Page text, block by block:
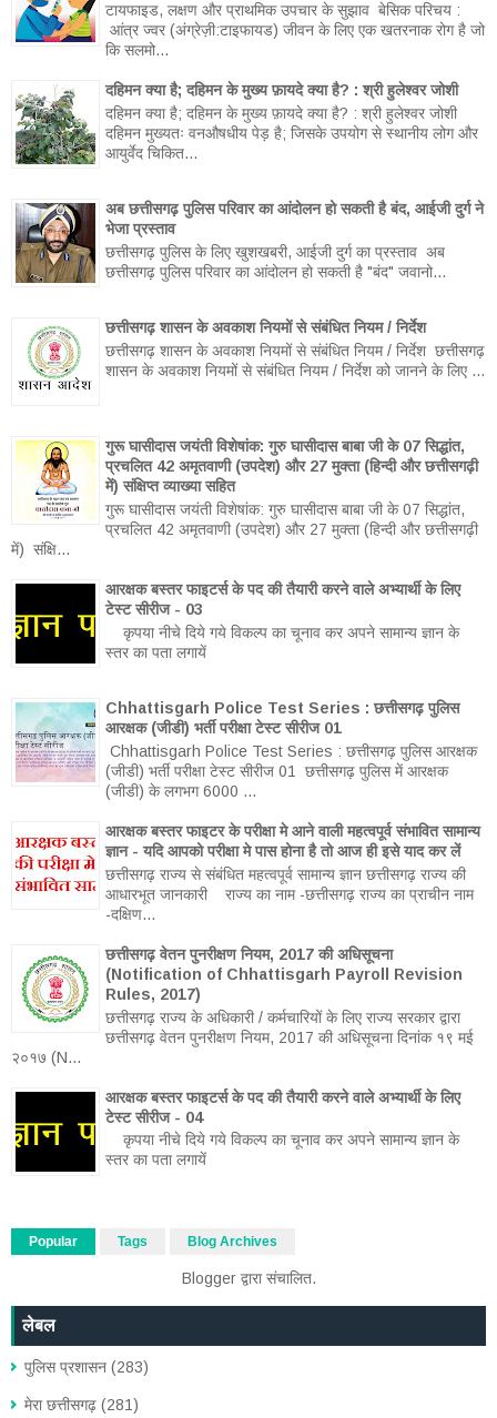
टायफाइड, लक्षण और प्राथमिक उपचार के सुझाव बेसिक परिचय :
आंत्र ज्वर (अंग्रेज़ी:टाइफायड) जीवन के लिए एक खतरनाक रोग है जो
कि सलमो...
दहिमन क्या है; दहिमन के मुख्य फ़ायदे क्या है? : श्री हुलेश्वर जोशी
दहिमन क्या है; दहिमन के मुख्य फ़ायदे क्या है? : श्री हुलेश्वर जोशी
दहिमन मुख्यतः वनऔषधीय पेड़ है; जिसके उपयोग से स्थानीय लोग और
आयुर्वेद चिकित...
अब छत्तीसगढ़ पुलिस परिवार का आंदोलन हो सकती है बंद, आईजी दुर्ग ने
भेजा प्रस्ताव
छत्तीसगढ़ पुलिस के लिए खुशखबरी, आईजी दुर्ग का प्रस्ताव अब
छत्तीसगढ़ पुलिस परिवार का आंदोलन हो सकती है "बंद" जवानो...
छत्तीसगढ़ शासन के अवकाश नियमों से संबंधित नियम / निर्देश
छत्तीसगढ़ शासन के अवकाश नियमों से संबंधित नियम / निर्देश छत्तीसगढ़
शासन के अवकाश नियमों से संबंधित नियम / निर्देश को जानने के लिए ...
गुरू घासीदास जयंती विशेषांक: गुरु घासीदास बाबा जी के 07 सिद्धांत,
प्रचलित 42 अमृतवाणी (उपदेश) और 27 मुक्ता (हिन्दी और छत्तीसगढ़ी
में) संक्षिप्त व्याख्या सहित
गुरू घासीदास जयंती विशेषांक: गुरु घासीदास बाबा जी के 07 सिद्धांत,
प्रचलित 42 अमृतवाणी (उपदेश) और 27 मुक्ता (हिन्दी और छत्तीसगढ़ी
में) संक्षि...
आरक्षक बस्तर फाइटर्स के पद की तैयारी करने वाले अभ्यार्थी के लिए
टेस्ट सीरीज - 03
कृपया नीचे दिये गये विकल्प का चूनाव कर अपने सामान्य ज्ञान के
स्तर का पता लगायें
Chhattisgarh Police Test Series : छत्तीसगढ़ पुलिस
आरक्षक (जीडी) भर्ती परीक्षा टेस्ट सीरीज 01
Chhattisgarh Police Test Series : छत्तीसगढ़ पुलिस आरक्षक
(जीडी) भर्ती परीक्षा टेस्ट सीरीज 01 छत्तीसगढ़ पुलिस में आरक्षक
(जीडी) के लगभग 6000 ...
आरक्षक बस्तर फाइटर के परीक्षा मे आने वाली महत्वपूर्व संभावित सामान्य
ज्ञान - यदि आपको परीक्षा मे पास होना है तो आज ही इसे याद कर लें
छत्तीसगढ़ राज्य से संबंधित महत्वपूर्व सामान्य ज्ञान छत्तीसगढ़ राज्य की
आधारभूत जानकारी राज्य का नाम -छत्तीसगढ़ राज्य का प्राचीन नाम
-दक्षिण...
छत्तीसगढ़ वेतन पुनरीक्षण नियम, 2017 की अधिसूचना
(Notification of Chhattisgarh Payroll Revision
Rules, 2017)
छत्तीसगढ़ राज्य के अधिकारी / कर्मचारियों के लिए राज्य सरकार द्वारा
छत्तीसगढ़ वेतन पुनरीक्षण नियम, 2017 की अधिसूचना दिनांक १९ मई
२०१७ (N...
आरक्षक बस्तर फाइटर्स के पद की तैयारी करने वाले अभ्यार्थी के लिए
टेस्ट सीरीज - 04
कृपया नीचे दिये गये विकल्प का चूनाव कर अपने सामान्य ज्ञान के
स्तर का पता लगायें
Popular Tags Blog Archives
Bloggerद्वारा संचालित.
लेबल
पुलिस प्रशासन (283)
मेरा छत्तीसगढ़ (281)